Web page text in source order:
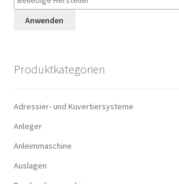
Anwenden
Produktkategorien
Adressier- und Kuvertiersysteme
Anleger
Anleimmaschine
Auslagen